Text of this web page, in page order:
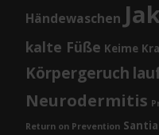
Händewaschen
kalte Füße Keime
Körpergeruch
Neurodermitis
Return on Prevention